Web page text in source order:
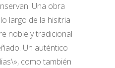
Una obra
largo de la hisitria
noble y tradicional
Un auténtico
como también